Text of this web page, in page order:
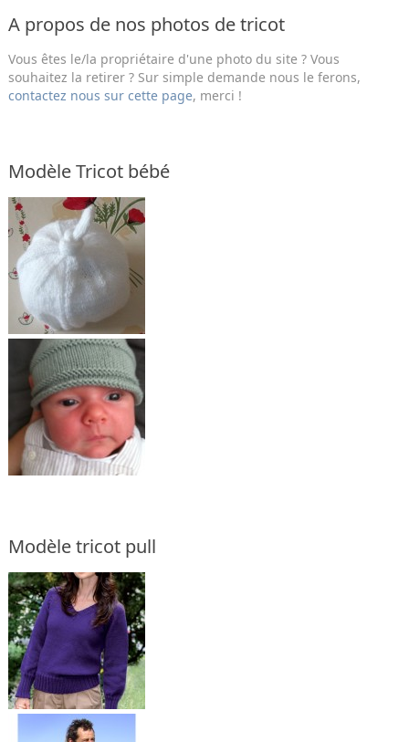
A propos de nos photos de tricot
Vous êtes le/la propriétaire d'une photo du site ? Vous
souhaitez la retirer ? Sur simple demande nous le ferons,
contactez nous sur cette page, merci !
Modèle Tricot bébé
Modèle tricot pull